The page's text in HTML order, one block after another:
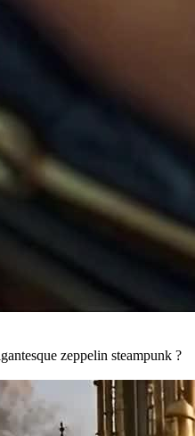
zeppelin steampunk ?